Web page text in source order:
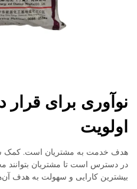
نوآوری برای قرار
اولویت
هدف خدمت به مشتریان است.
بیشترین کارایی و سهولت به هدف